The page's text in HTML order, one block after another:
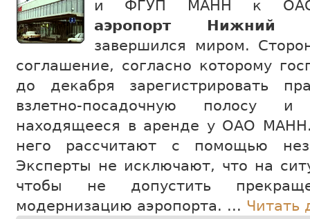
и ФГУП МАНН к
аэропорт Нижний
завершился миром.
соглашение, согласно которому
до декабря зарегистрировать
взлетно-посадочную полосу
находящееся в аренде у ОАО
него рассчитают с помощью
Эксперты не исключают, что на
чтобы не допустить
модернизацию аэропорта. ... Читать